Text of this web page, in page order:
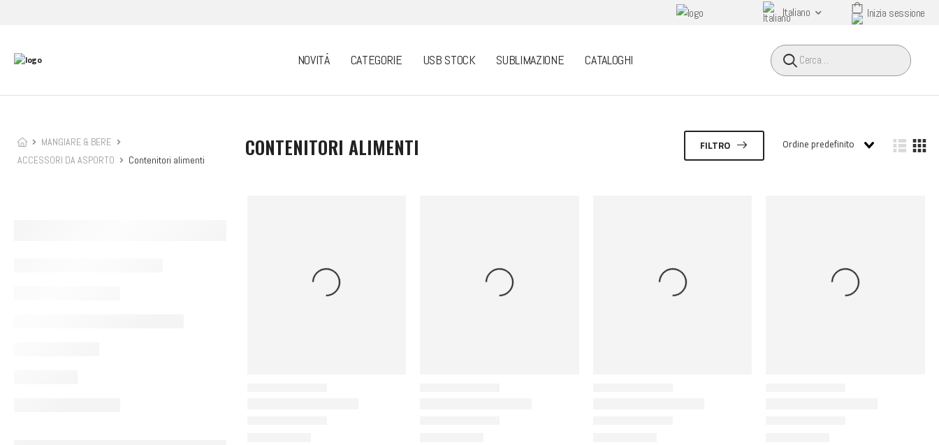
Italiano Inizia sessione
NOVITÁ CATEGORIE USB STOCK SUBLIMAZIONE CATALOGHI HEADER SEARCH
MANGIARE & BERE
ACCESSORI DA ASPORTO
Contenitori alimenti CONTENITORI ALIMENTI FILTRO Ordine predefinito